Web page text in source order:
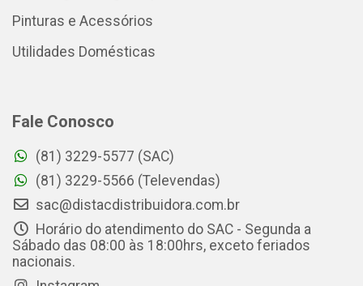
Pinturas e Acessórios
Utilidades Domésticas
Fale Conosco
(81) 3229-5577 (SAC)
(81) 3229-5566 (Televendas)
sac@distacdistribuidora.com.br
Horário do atendimento do SAC - Segunda a
Sábado das 08:00 às 18:00hrs, exceto feriados
nacionais.